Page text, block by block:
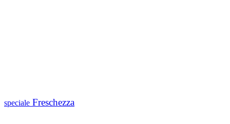
speciale Freschezza